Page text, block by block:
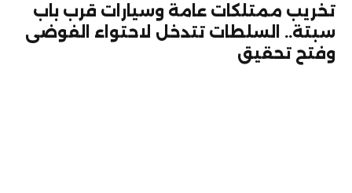
تخريب ممتلكات عامة وسيارات قرب باب
سبتة.. السلطات تتدخل لاحتواء الفوضى
وفتح تحقيق